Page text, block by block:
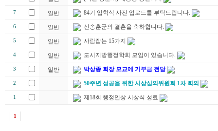
7 일반 84기 입학식 사진 업로드를 부탁드립니다.
6 일반 신송훈군의 결혼을 축하합니다.
5 일반 사람잡는 15가지
4 일반 도시지방행정학회 모임이 있습니다.
3 일반 박상종 회장 모교에 기부금 전달
2 50주년 성공을 위한 시상심의위원회 1차 회의
1 제18회 행정인상 시상식 성료
1